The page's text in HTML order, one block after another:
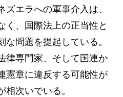
ズエラへの軍事介入は、
く、国際法上の正当性と
問題を提起している。
律専門家、そして国連か
憲章に違反する可能性が
相次いでいる。